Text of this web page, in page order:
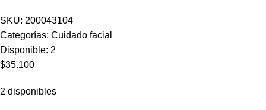
SKU: 200043104
Categorías: Cuidado facial
Disponible: 2
$35.100
2 disponibles